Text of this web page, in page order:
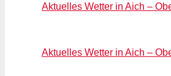
Aktuelles Wetter in Aich –
Aktuelles Wetter in Aich –